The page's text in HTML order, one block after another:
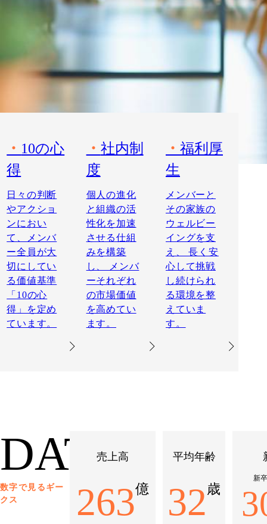
10の心
得
日々の判断
やアクショ
ンにおい
て、メンバ
ー全員が大
切にしてい
る価値基準
「10の心
得」を定め
ています。
社内制
度
個人の進化
と組織の活
性化を加速
させる仕組
みを構築
し、 メンバ
ーそれぞれ
の市場価値
を高めてい
ます。
福利厚
生
メンバーと
その家族の
ウェルビー
イングを支
え、 長く安
心して挑戦
し続けられ
る環境を整
えていま
す。
数字で見るギー
クス
DATA
売上高
263億
平均年齢
32 歳
新